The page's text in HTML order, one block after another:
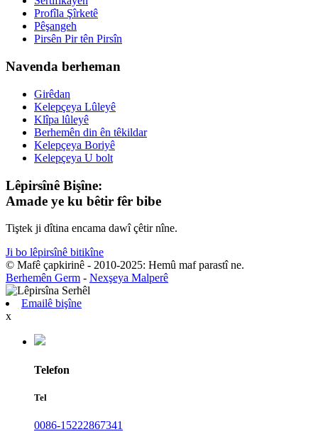
Profîla Şîrketê
Pêşangeh
Pirsên Pir tên Pirsîn
Navenda berheman
Girêdan
Kelepçeya Lûleyê
Klîpa lûleyê
Berhemên din ên têkildar
Kelepçeya Boriyê
Kelepçeya U bolt
Lêpirsînê Bişîne:
Amade ye ku bêtir fêr bibe
Tiştek ji dîtina encama dawî çêtir nîne.
Ji bo lêpirsînê bitikîne
© Mafê çapkirinê - 2010-2025: Hemû maf parastî ne.
Berhemên Germ - Nexşeya Malperê
Emailê bişîne
x
Telefon
Tel
0086-15222867341